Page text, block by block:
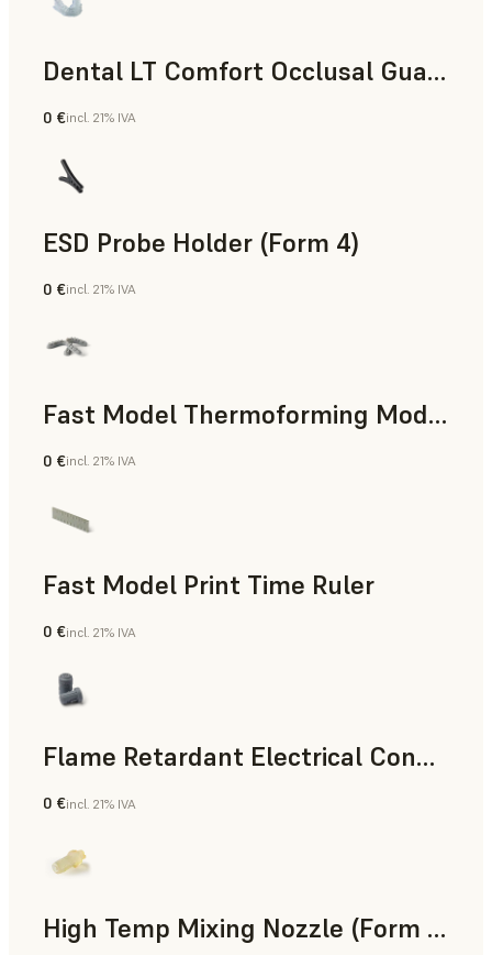
Dental LT Comfort Occlusal Guard (Form 4)
Odontología
0 €incl. 21% IVA
ESD Probe Holder (Form 4)
Ingeniería
0 €incl. 21% IVA
Fast Model Thermoforming Model
Odontología
0 €incl. 21% IVA
Fast Model Print Time Ruler
Estándar
0 €incl. 21% IVA
Flame Retardant Electrical Connector (Form 4)
Ingeniería
0 €incl. 21% IVA
High Temp Mixing Nozzle (Form 4)